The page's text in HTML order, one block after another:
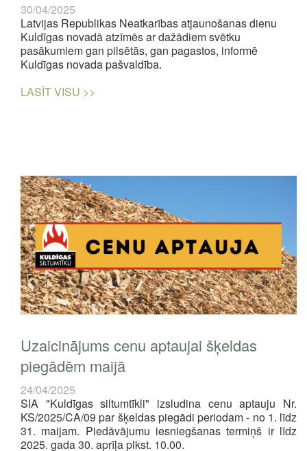
30/04/2025
Latvijas Republikas Neatkarības atjaunošanas dienu
Kuldīgas novadā atzīmēs ar dažādiem svētku
pasākumiem gan pilsētās, gan pagastos, informē
Kuldīgas novada pašvaldība.
LASĪT VISU >>
Uzaicinājums cenu aptaujai šķeldas
piegādēm maijā
24/04/2025
SIA "Kuldīgas siltumtīkli" izsludina cenu aptauju Nr.
KS/2025/CA/09 par šķeldas piegādi periodam - no 1. līdz
31. maijam. Piedāvājumu iesniegšanas termiņš ir līdz
2025. gada 30. aprīļa plkst. 10.00.